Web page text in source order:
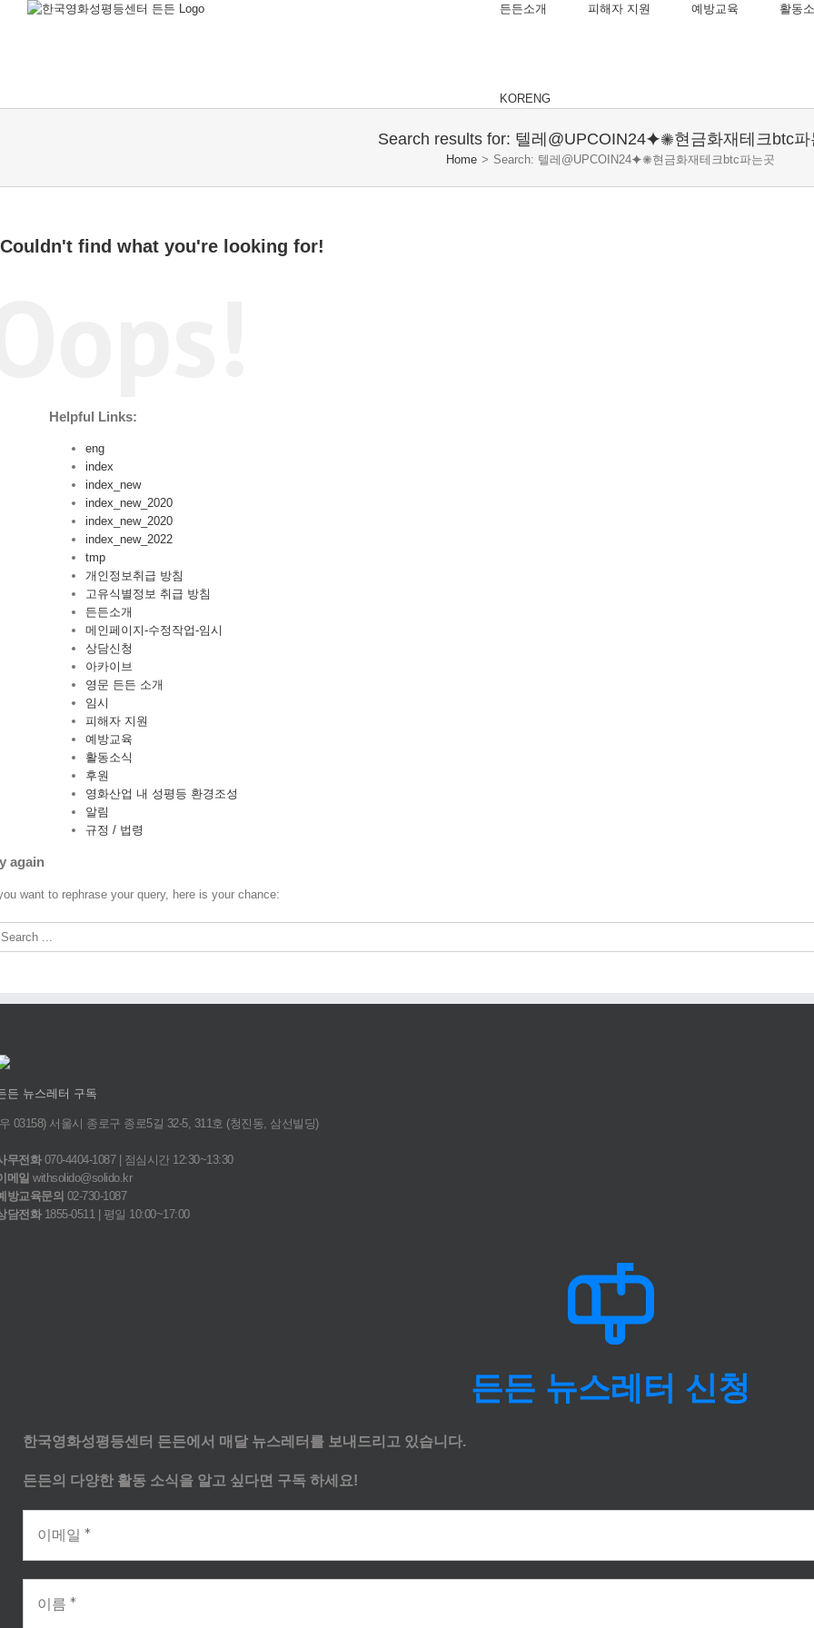
든든소개 피해자 지원 예방교육 활동
KORENG
Search results for: 텔레@UPCOIN24⯌✺현금화재테크btc파
Home > Search: 텔레@UPCOIN24⯌✺현금화재테크btc파는곳
Couldn't find what you're looking for!
Helpful Links:
eng
index
index_new
index_new_2020
index_new_2020
index_new_2022
tmp
개인정보취급 방침
고유식별정보 취급 방침
든든소개
메인페이지-수정작업-임시
상담신청
아카이브
영문 든든 소개
임시
피해자 지원
예방교육
활동소식
후원
영화산업 내 성평등 환경조성
알림
규정 / 법령
again
want to rephrase your query, here is your chance:
든 뉴스레터 구독
03158) 서울시 종로구 종로5길 32-5, 311호 (청진동, 삼선빌딩)
무전화070-4404-1087 | 점심시간 12:30~13:30
메일 withsolido@solido.kr
방교육문의 02-730-1087
담전화1855-0511 | 평일 10:00~17:00
든든 뉴스레터 신청
한국영화성평등센터 든든에서 매달 뉴스레터를 보내드리고 있습니다.
든든의 다양한 활동 소식을 알고 싶다면 구독 하세요!